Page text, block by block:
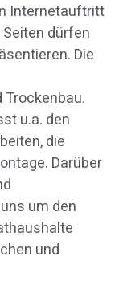
Internetauftritt
dürfen
Die
u.a. den
die
Darüber
um den
und